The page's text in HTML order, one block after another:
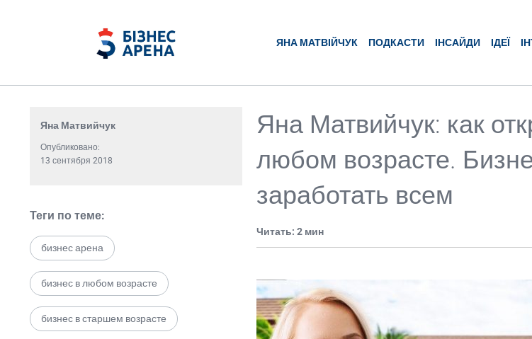
ЯНА МАТВІЙЧУК ПОДКАСТИ ІНСАЙДИ ІДЕЇ
Яна Матвийчук
Опубликовано:
13 сентября 2018
Теги по теме:
бизнес арена
бизнес в любом возрасте
бизнес в старшем возрасте
Яна Матвийчук: как
любом возрасте.
заработать всем
Читать: 2 мин